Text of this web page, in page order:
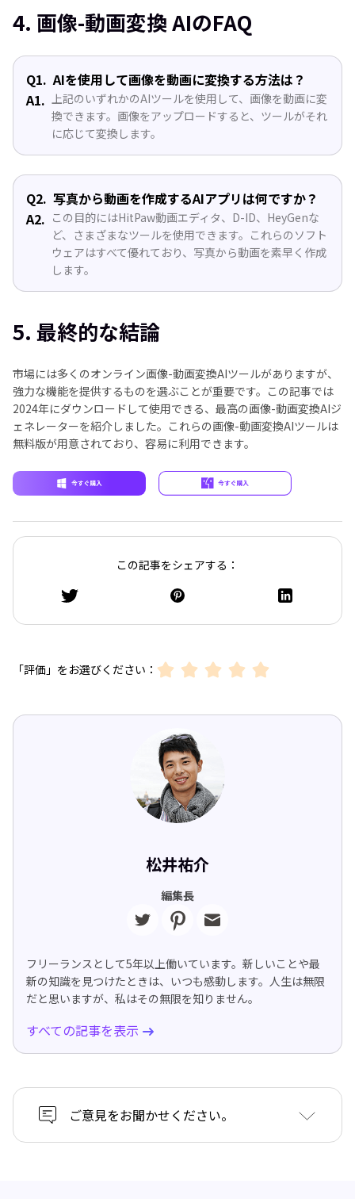
4. 画像-動画変換 AIのFAQ
Q1. AIを使用して画像を動画に変換する方法は？
A1.
上記のいずれかのAIツールを使用して、画像を動画に変
換できます。画像をアップロードすると、ツールがそれ
に応じて変換します。
Q2. 写真から動画を作成するAIアプリは何ですか？
A2. この目的にはHitPaw動画エディタ、D-ID、HeyGenな
ど、さまざまなツールを使用できます。これらのソフト
ウェアはすべて優れており、写真から動画を素早く作成
します。
5. 最終的な結論
市場には多くのオンライン画像-動画変換AIツールがありますが、
強力な機能を提供するものを選ぶことが重要です。この記事では
2024年にダウンロードして使用できる、最高の画像-動画変換AIジ
ェネレーターを紹介しました。これらの画像-動画変換AIツールは
無料版が用意されており、容易に利用できます。
この記事をシェアする：
「評価」をお選びください：
松井祐介
編集長
フリーランスとして5年以上働いています。新しいことや最
新の知識を見つけたときは、いつも感動します。人生は無限
だと思いますが、私はその無限を知りません。
すべての記事を表示
ご意見をお聞かせください。